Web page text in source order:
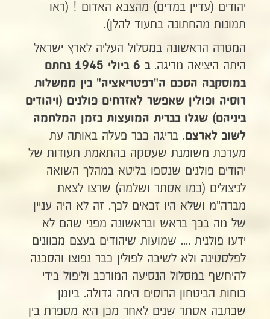
יהודים (עדיין במדים) מהצבא האדום ! (ראו
תמונות מהחתונה בתעוד להלן).
המטרה הראשונה במסלול העליה לארץ ישראל
היתה היציאה מריגה.ב 6 ביולי 1945
נחתם
במוסקבה הסכם ה"רפטריאציה" בין ממשלות
רוסיה ופולין שאפשר לאזרחים פולנים (ויהודים
ביניהם) שגלו בברית המועצות בזמן המלחמה
לשוב לארצם. בריגה כבר פעלה באותה עת
מערכת משומנת שעסקה בהתאמת תעודות של
יהודים פולנים שנספו בליטא במהלך השואה
לניצולים (כמו אסתר ושלמה) שרצו לצאת
מברה"מ ושלא היו זכאים לכך. זה לא היה עניין
של מה בכך בראש ובראשונה מפני שהם לא
ידעו פולנית .... שמועות שיהודים בעצם מכוונים
לפלסטינה ולא לשיבה לפולין כבר נפוצו והסכנה
להיחשף במסלול הנסיעה המורכב וליפול בידי
כוחות הביטחון הרוסים היתה גדולה. ביומן
שכתבה אסתר שנים לאחר מכן היא מספרת בין